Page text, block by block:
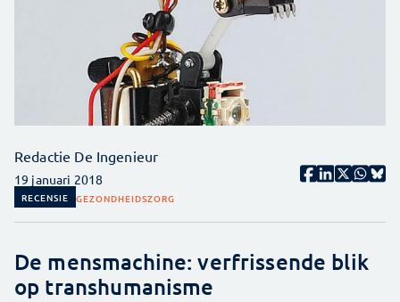
Redactie De Ingenieur
19 januari 2018
RECENSIE GEZONDHEIDSZORG
De mensmachine: verfrissende blik
op transhumanisme